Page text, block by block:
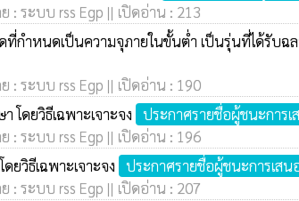
: ระบบ rss Egp || เปิดอ่าน : 213
ำหนดเป็นความจุภายในขั้นต่ำ เป็นรุ่นที่ได้รับฉล
: ระบบ rss Egp || เปิดอ่าน : 190
โดยวิธีเฉพาะเจาะจง ประกาศรายชื่อผู้ชนะการเ
: ระบบ rss Egp || เปิดอ่าน : 196
ยวิธีเฉพาะเจาะจง ประกาศรายชื่อผู้ชนะการเสน
: ระบบ rss Egp || เปิดอ่าน : 207